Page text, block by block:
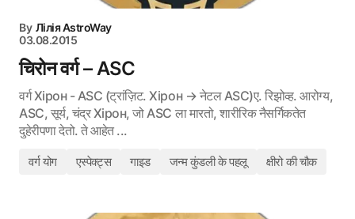
By Лілія AstroWay
03.08.2015
चिरोन वर्ग – ASC
वर्ग Хірон - ASC (ट्रांज़िट. Хірон → नेटल ASC)ए. रिझोव्ह. आरोग्य,
ASC, सूर्य, चंद्र Хірон, जो ASC ला मारतो, शारीरिक नैसर्गिकतेत
दुहेरीपणा देतो. ते आहेत ...
वर्ग योग एस्पेक्ट्स गाइड जन्म कुंडली के पहलू क्षीरो की चौक